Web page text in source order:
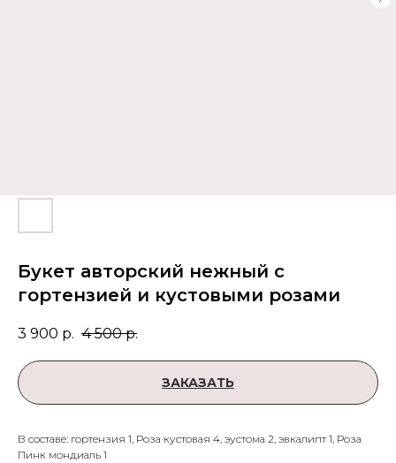
Букет авторский нежный с
гортензией и кустовыми розами
3 900 р. 4 500 р.
ЗАКАЗАТЬ
В составе: гортензия 1, Роза кустовая 4, эустома 2, эвкалипт 1, Роза
Пинк мондиаль 1